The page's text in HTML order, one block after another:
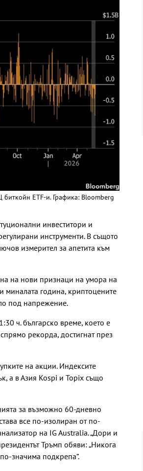
биткойн ETF-и. Графика: Bloomberg
инвеститори и
инструменти. В същото
измерител за апетита към
на нови признаци на умора на
миналата година, криптоцените
под напрежение.
ч. българско време, което е
рекорда, достигнат през
на акции. Индексите
а в Азия Kospi и Topix също
за възможно 60-дневно
все по-изолиран от по-
на IG Australia. „Дори и
Тръмп обяви: „Никога
значима подкрепа“.
След гонка: Задържаха
мъж, у когото са
намерени 460 000 евро
свети Емилиан,
Кизикски епископ
Продават за 10
милиона долара
Варна отбелязва 147-